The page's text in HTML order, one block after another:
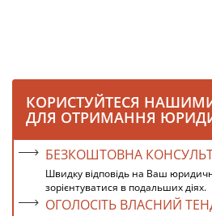
КОРИСТУЙТЕСЯ
ДЛЯ ОТРИМАННЯ
БЕЗКОШТОВНА
Швидку відповідь на Ваш
зорієнтуватися в подальших діях.
ОГОЛОСІТЬ ВЛАСНИЙ